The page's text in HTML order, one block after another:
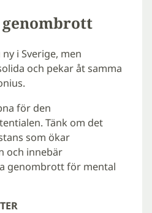
i Sverige, men
och pekar åt samma
för den
Tänk om det
som ökar
och innebär
genombrott för mental